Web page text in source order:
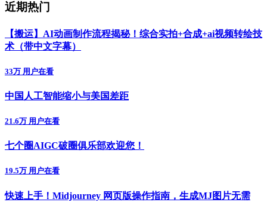
近期热门
【搬运】AI动画制作流程揭秘！综合实拍+合成+ai视频转绘技
术（带中文字幕）
33万 用户在看
中国人工智能缩小与美国差距
21.6万 用户在看
七个圈AIGC破圈俱乐部欢迎您！
19.5万 用户在看
快速上手！Midjourney 网页版操作指南，生成MJ图片无需